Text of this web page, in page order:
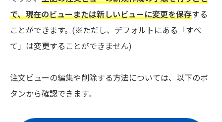
で、現在のビューまたは新しいビューに変更を保存する
ことができます。(※ただし、デフォルトにある「すべ
て」は変更することができません)
注文ビューの編集や削除する方法については、以下のボ
タンから確認できます。